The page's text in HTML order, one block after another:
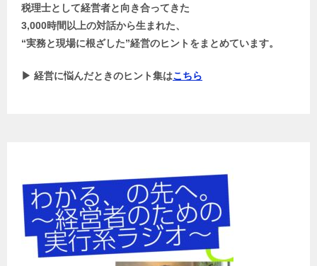
税理士として経営者と向き合ってきた
3,000時間以上の対話から生まれた、
“実務と現場に根ざした”経営のヒントをまとめています。
▶ 経営に悩んだときのヒント集はこちら